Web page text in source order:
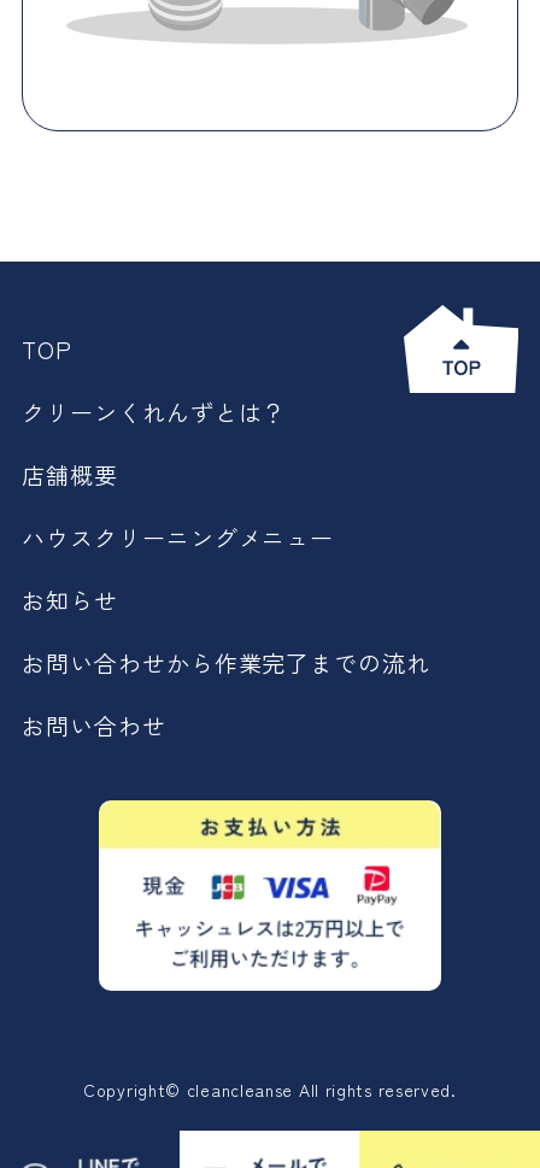
TOP
クリーンくれんずとは？
店舗概要
ハウスクリーニングメニュー
お知らせ
お問い合わせから作業完了までの流れ
お問い合わせ
Copyright© cleancleanse All rights reserved.